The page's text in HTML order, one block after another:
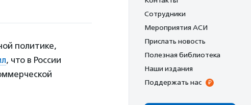
политике,
, что в России
Сотрудники
Мероприятия АСИ
Прислать новость
Полезная библиотека
Наши издания
Поддержать нас